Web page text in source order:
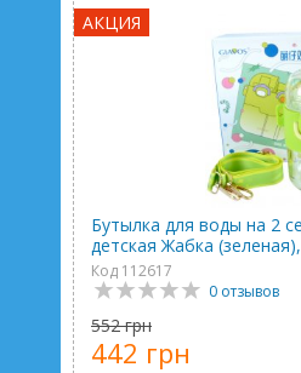
АКЦИЯ
Бутылка для воды на 2
детская Жабка
Код 112617
0 отзывов
552 грн
442 грн